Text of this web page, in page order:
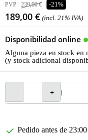
PVP 239,00 € -21%
189,00 € (incl. 21% IVA)
Disponibilidad online
Alguna pieza en stock en
(y stock adicional
Pedido antes de